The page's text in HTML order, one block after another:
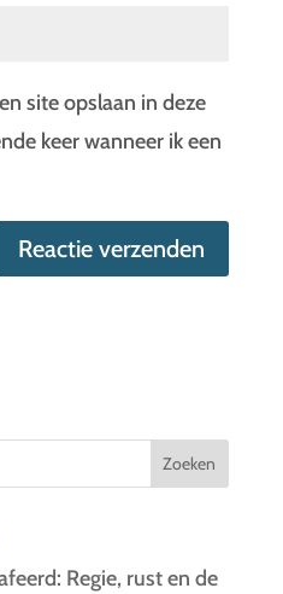
site opslaan in deze
keer wanneer ik een
Regie, rust en de